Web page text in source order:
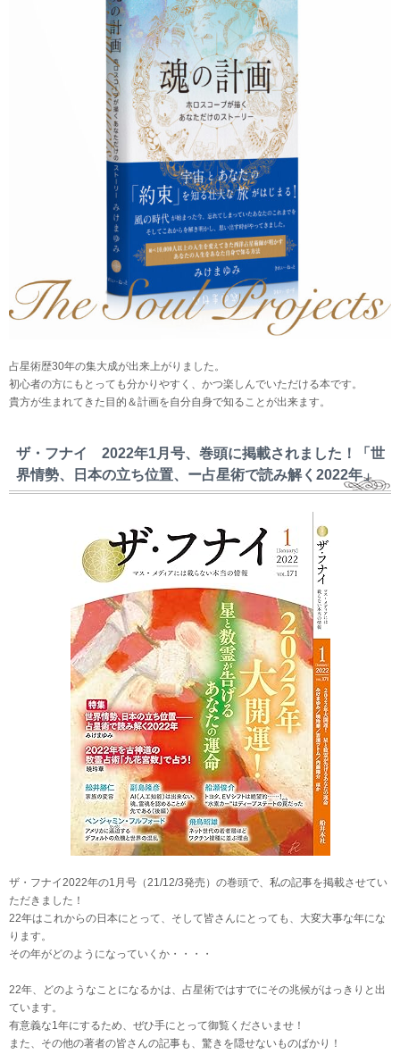
占星術歴30年の集大成が出来上がりました。
初心者の方にもとっても分かりやすく、かつ楽しんでいただける本です。
貴方が生まれてきた目的＆計画を自分自身で知ることが出来ます。
ザ・フナイ 2022年1月号、巻頭に掲載されました！「世
界情勢、日本の立ち位置、ー占星術で読み解く2022年」
ザ・フナイ2022年の1月号（21/12/3発売）の巻頭で、私の記事を掲載させてい
ただきました！
22年はこれからの日本にとって、そして皆さんにとっても、大変大事な年にな
ります。
その年がどのようになっていくか・・・・
22年、どのようなことになるかは、占星術ではすでにその兆候がはっきりと出
ています。
有意義な1年にするため、ぜひ手にとって御覧くださいませ！
また、その他の著者の皆さんの記事も、驚きを隠せないものばかり！